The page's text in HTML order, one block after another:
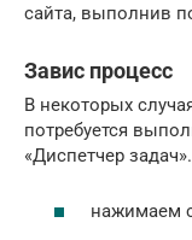
сайта, выполнив
Завис процесс
В некоторых
потребуется
«Диспетчер
нажимаем